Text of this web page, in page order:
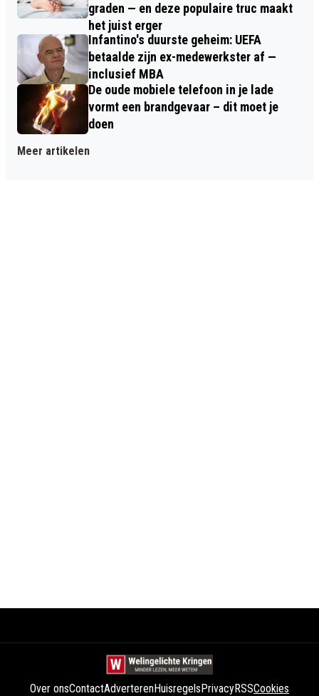
graden — en deze populaire truc maakt
het juist erger
Infantino's duurste geheim: UEFA
betaalde zijn ex-medewerkster af —
inclusief MBA
De oude mobiele telefoon in je lade
vormt een brandgevaar – dit moet je
doen
Meer artikelen
Over onsContactAdverterenHuisregels PrivacyRSSCookies